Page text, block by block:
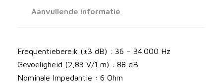
7
i
d
s
Aanvullende informatie
Frequentiebereik (±3 dB) : 36 – 34.000 Hz
Gevoeligheid (2,83 V/1 m) : 88 dB
Nominale Impedantie : 6 Ohm